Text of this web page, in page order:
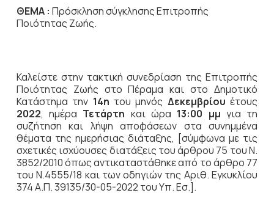
ΘΕΜΑ : Πρόσκληση σύγκλησης Επιτροπής
Ποιότητας Ζωής.
Καλείστε στην τακτική συνεδρίαση της Επιτροπής
Ποιότητας Ζωής στο Πέραμα και στο Δημοτικό
Κατάστημα την 14η του μηνός Δεκεμβρίου έτους
2022, ημέρα Τετάρτη και ώρα 13:00 μμ για τη
συζήτηση και λήψη αποφάσεων στα συνημμένα
θέματα της ημερήσιας διάταξης, [σύμφωνα με τις
σχετικές ισχύουσες διατάξεις του άρθρου 75 του Ν.
3852/2010 όπως αντικαταστάθηκε από το άρθρο 77
του Ν.4555/18 και των οδηγιών της Αριθ. Εγκυκλίου
374 Α.Π. 39135/30-05-2022 του Υπ. Εσ.].